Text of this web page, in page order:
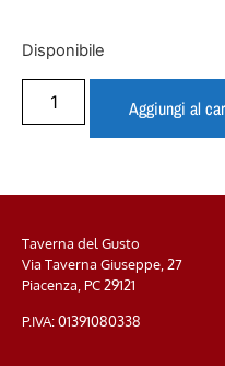
Disponibile
Aggiungi al
Taverna del Gusto
Via Taverna Giuseppe, 27
Piacenza, PC29121
P.IVA: 01391080338